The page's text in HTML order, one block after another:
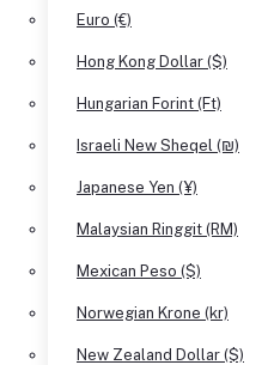
Euro (€)
Hong Kong Dollar ($)
Hungarian Forint (Ft)
Israeli New Sheqel (₪)
Japanese Yen (¥)
Malaysian Ringgit (RM)
Mexican Peso ($)
Norwegian Krone (kr)
New Zealand Dollar ($)